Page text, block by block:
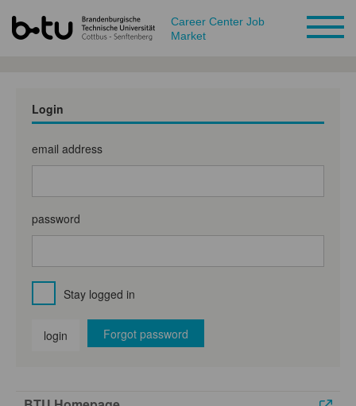
Career Center Job
Market
Login
email address
password
Stay logged in
login Forgot password